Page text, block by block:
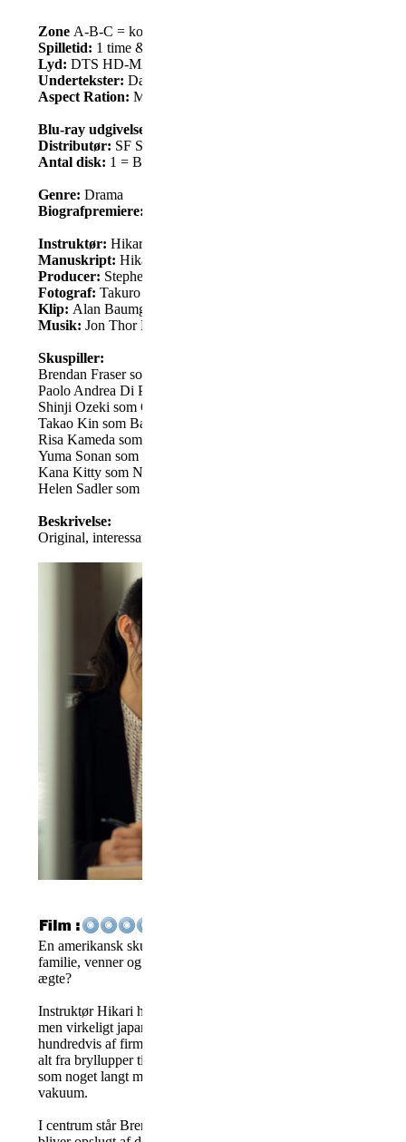
Zone A-B-C = kodefri (Nordisk udgave)
Spilletid: 1 time & 50 minutter
Lyd: DTS HD-MA 5.1
Undertekster: Dansk, Norsk, Svensk, Finsk, Engelsk
Aspect Ration: MPEG-4 AVC 2.00:1
Blu-ray udgivelsesdato:
Distributør: SF Studios / Searchlight Pictures
Antal disk: 1 = Blu-ray
Genre: Drama
Biografpremiere:
Instruktør: Hikari
Manuskript: Hikari, Stephen Blahut
Producer: Stephen Blahut, Brendan Fraser, Hikari
Fotograf: Takuro Ishizaka
Klip: Alan Baumgarten, Thomas A. Krueger
Musik: Jon Thor Birgisson, Alex Somers
Skuspiller:
Brendan Fraser som Phillip Vanderploeg
Paolo Andrea Di Pietro som Handsome Actor
Shinji Ozeki som Casting Director
Takao Kin som Bartender
Risa Kameda som Neighbor Girlfriend
Yuma Sonan som Neighbor Boyfriend
Kana Kitty som Neighbor Business Woman
Helen Sadler som Sonia
Beskrivelse:
Original, interessant og hjertevarm sag fra uventet kant.
En amerikansk skuespiller i Japan tager arbejde i en branche,
familie, venner og relationer – men hvad sker der, når følelserne
ægte?
Instruktør Hikari har med Rental Family ramt noget sjældent.
men virkeligt japansk fænomen og gør det dybt menneskeligt. I
hundredvis af firmaer, hvor man kan “leje” relationer – fædre,
alt fra bryllupper til ensomhed. Det lyder som en gimmick, men
som noget langt mere komplekst: et samfundsmæssigt plaster
vakuum.
I centrum står Brendan Fraser, der spiller en amerikansk